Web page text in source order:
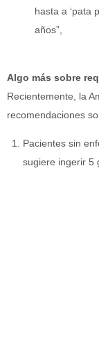
hasta a ‘pata
años”,
Algo más sobre
Recientemente, la
recomendaciones
Pacientes sin
sugiere ingerir 5